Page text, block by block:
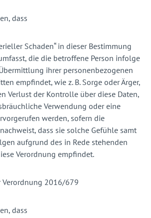
dass
Schaden“ in dieser Bestimmung
die die betroffene Person infolge
ihrer personenbezogenen
empfindet, wie z. B. Sorge oder Ärger,
Verlust der Kontrolle über diese Daten,
Verwendung oder eine
werden, sofern die
dass sie solche Gefühle samt
aufgrund des in Rede stehenden
Verordnung empfindet.
Verordnung 2016/679
dass